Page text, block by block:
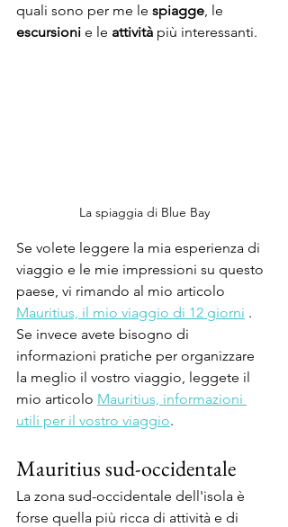
quali sono per me le spiagge, le
escursioni e le attività più interessanti.
La spiaggia di Blue Bay
Se volete leggere la mia esperienza di
viaggio e le mie impressioni su questo
paese, vi rimando al mio articolo
Mauritius, il mio viaggio di 12 giorni .
Se invece avete bisogno di
informazioni pratiche per organizzare
la meglio il vostro viaggio, leggete il
mio articolo Mauritius, informazioni
utili per il vostro viaggio.
Mauritius sud-occidentale
La zona sud-occidentale dell'isola è
forse quella più ricca di attività e di